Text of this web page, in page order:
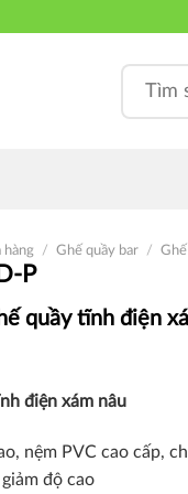
for:
hàng / Ghế quầy bar /
P
quầy tĩnh điện
điện xám nâu
nệm PVC cao cấp,
độ cao